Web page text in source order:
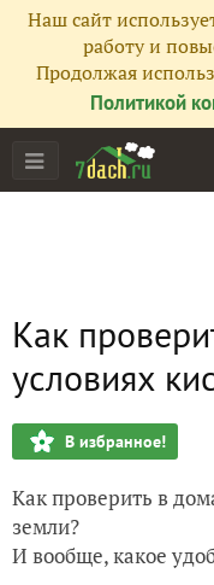
Наш сайт
работу и
Продолжая
Политикой
Как
условиях
В избранное!
Как проверить в
земли?
И вообще, какое